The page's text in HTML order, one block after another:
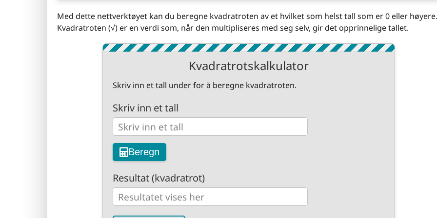
Med dette nettverktøyet kan du beregne kvadratroten av et hvilket som helst tall som er 0 eller høyere.
Kvadratroten (√) er en verdi som, når den multipliseres med seg selv, gir det opprinnelige tallet.
Kvadratrotskalkulator
Skriv inn et tall under for å beregne kvadratroten.
Skriv inn et tall
Beregn
Resultat (kvadratrot)